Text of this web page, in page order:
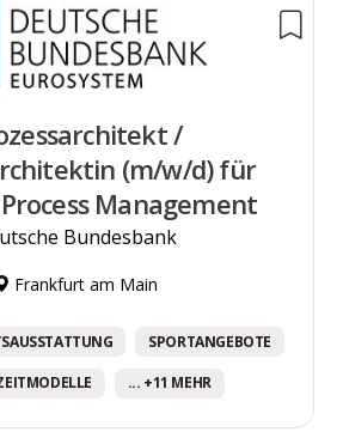
/
(m/w/d) für
Management
Bundesbank
Frankfurt am Main
SPORTANGEBOTE
... +11 MEHR